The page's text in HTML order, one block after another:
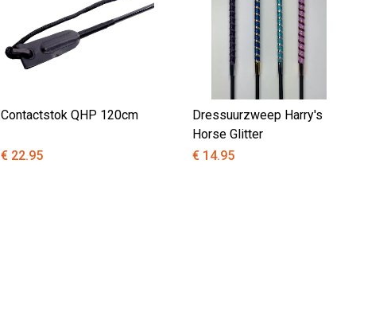
Contactstok QHP 120cm
€ 22.95
Dressuurzweep Harry's
Horse Glitter
€ 14.95